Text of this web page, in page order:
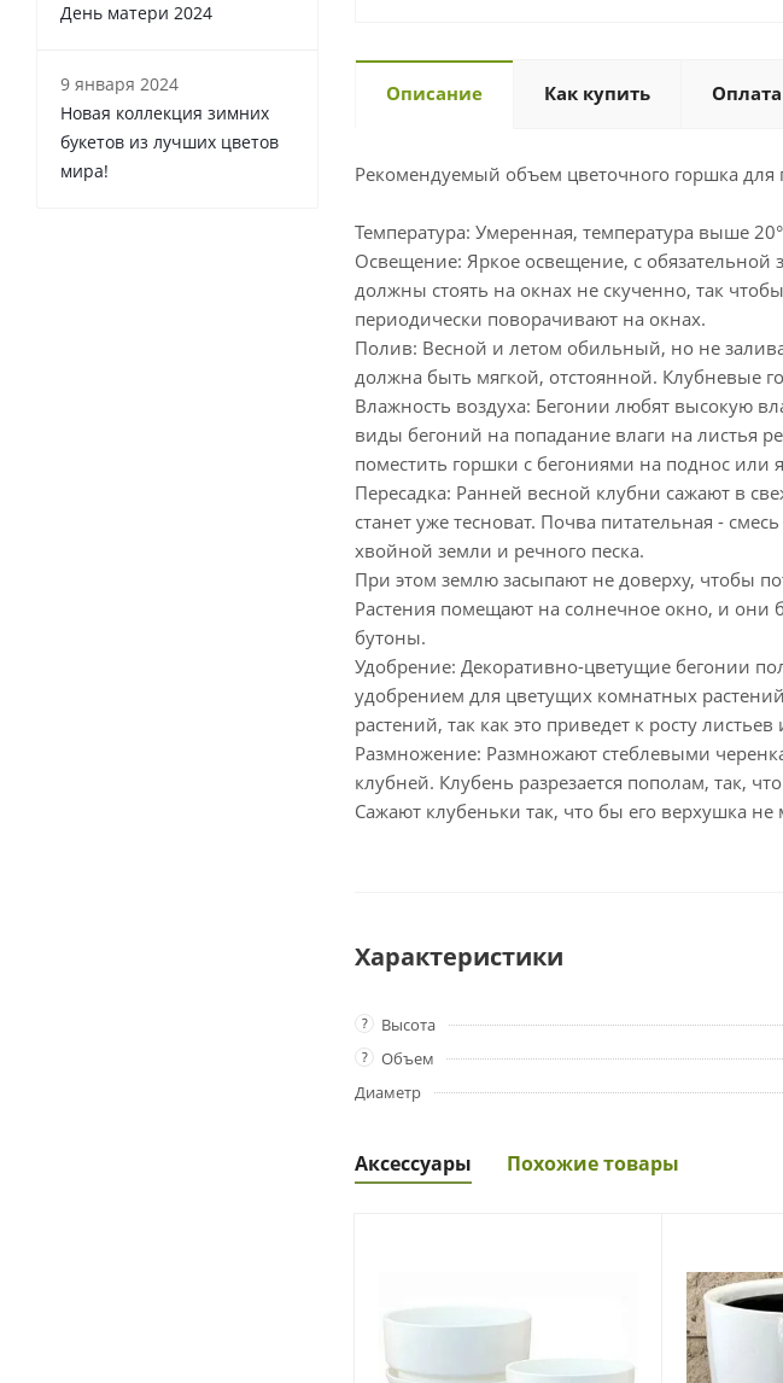
Описание Как купить Оплата
Рекомендуемый объем цветочного горшка для
Температура: Умеренная, температура выше
Освещение: Яркое освещение, с
должны стоять на окнах не скученно, так
периодически поворачивают на окнах.
Полив: Весной и летом обильный, но не
должна быть мягкой, отстоянной. Клубневые
Влажность воздуха: Бегонии любят высокую
виды бегоний на попадание влаги на листья
поместить горшки с бегониями на поднос
Пересадка: Ранней весной клубни сажают в
станет уже тесноват. Почва питательная -
хвойной земли и речного песка.
При этом землю засыпают не доверху, чтобы
Растения помещают на солнечное окно, и они
бутоны.
Удобрение: Декоративно-цветущие бегонии
удобрением для цветущих комнатных
растений, так как это приведет к росту
Размножение: Размножают стеблевыми
клубней. Клубень разрезается пополам, так,
Сажают клубеньки так, что бы его верхушка
Характеристики
? Высота
? Объем
Диаметр
Аксессуары Похожие товары
День матери 2024
9 января 2024
Новая коллекция зимних
букетов из лучших цветов
мира!